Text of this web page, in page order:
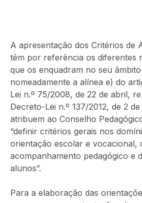
A apresentação dos Critérios de
têm por referência os diferentes
que os enquadram no seu
nomeadamente a alínea e) do
Lei n.º 75/2008, de 22 de abril,
Decreto-Lei n.º 137/2012, de 2
atribuem ao Conselho
“definir critérios gerais nos
orientação escolar e vocacional,
acompanhamento pedagógico e
alunos”.
Para a elaboração das